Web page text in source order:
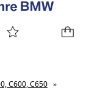
C600, C650 »